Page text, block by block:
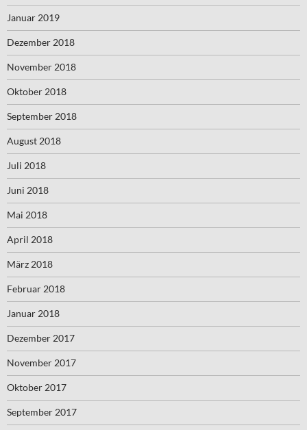
Januar 2019
Dezember 2018
November 2018
Oktober 2018
September 2018
August 2018
Juli 2018
Juni 2018
Mai 2018
April 2018
März 2018
Februar 2018
Januar 2018
Dezember 2017
November 2017
Oktober 2017
September 2017